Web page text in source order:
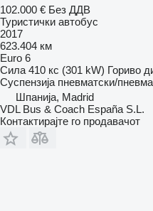
102.000 € Без ДДВ
Туристички автобус
2017
623.404 км
Euro 6
Сила 410 кс (301 kW) Гориво
Суспензија пневматски/
Шпанија, Madrid
VDL Bus & Coach España S.L.
Контактирајте го продавачот